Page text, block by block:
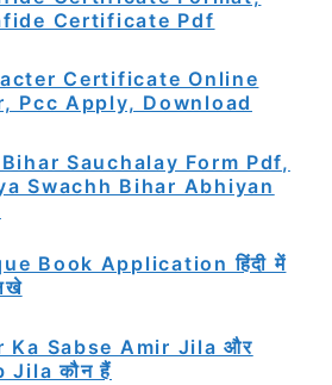
Certificate Pdf
Certificate Online
Pcc Apply, Download
Sauchalay Form Pdf,
Swachh Bihar Abhiyan
Book Application हिंदी में
Ka Sabse Amir Jila और
Jila कौन हैं